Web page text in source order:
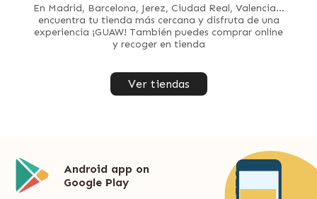
En Madrid, Barcelona, Jerez, Ciudad Real, Valencia...
encuentra tu tienda más cercana y disfruta de una
experiencia ¡GUAW! También puedes comprar online
y recoger en tienda
Ver tiendas
Android app on
Google Play